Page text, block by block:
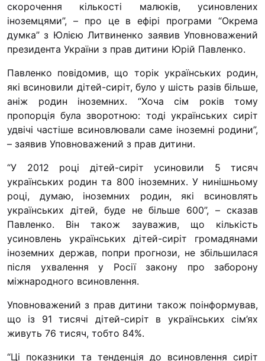
“#Усинови_ТИ”
Законодавство
Контакти
(096) 749 79 80
procopecj@gmail.com
скорочення кількості малюків, усиновлених
іноземцями”, – про це в ефірі програми “Окрема
думка” з Юлією Литвиненко заявив Уповноважений
президента України з прав дитини Юрій Павленко.
Павленко повідомив, що торік українських родин,
які всиновили дітей-сиріт, було у шість разів більше,
аніж родин іноземних. “Хоча сім років тому
пропорція була зворотною: тоді українських сиріт
удвічі частіше всиновлювали саме іноземні родини”,
– заявив Уповноважений з прав дитини.
“У 2012 році дітей-сиріт усиновили 5 тисяч
українських родин та 800 іноземних. У нинішньому
році, думаю, іноземних родин, які всиновлять
українських дітей, буде не більше 600”, – сказав
Павленко. Він також зауважив, що кількість
усиновлень українських дітей-сиріт громадянами
іноземних держав, попри прогнози, не збільшилася
після ухвалення у Росії закону про заборону
міжнародного всиновлення.
Уповноважений з прав дитини також поінформував,
що із 91 тисячі дітей-сиріт в українських сім’ях
живуть 76 тисяч, тобто 84%.
“Ці показники та тенденція до всиновлення сиріт